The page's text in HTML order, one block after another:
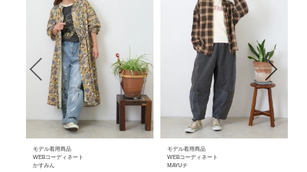
モデル着用商品
WEBコーディネート
かすみん
モデル着用商品
WEBコーディネート
MAYUチ